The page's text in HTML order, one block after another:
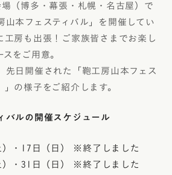
（博多・幕張・札幌・名古屋）で
山本フェスティバル」を開催してい
工房も出張！ご家族皆さまでお楽し
をご用意。
先日開催された「鞄工房山本フェス
の様子をご紹介します。
バルの開催スケジュール
・17日（日） ※終了しました
・31日（日） ※終了しました